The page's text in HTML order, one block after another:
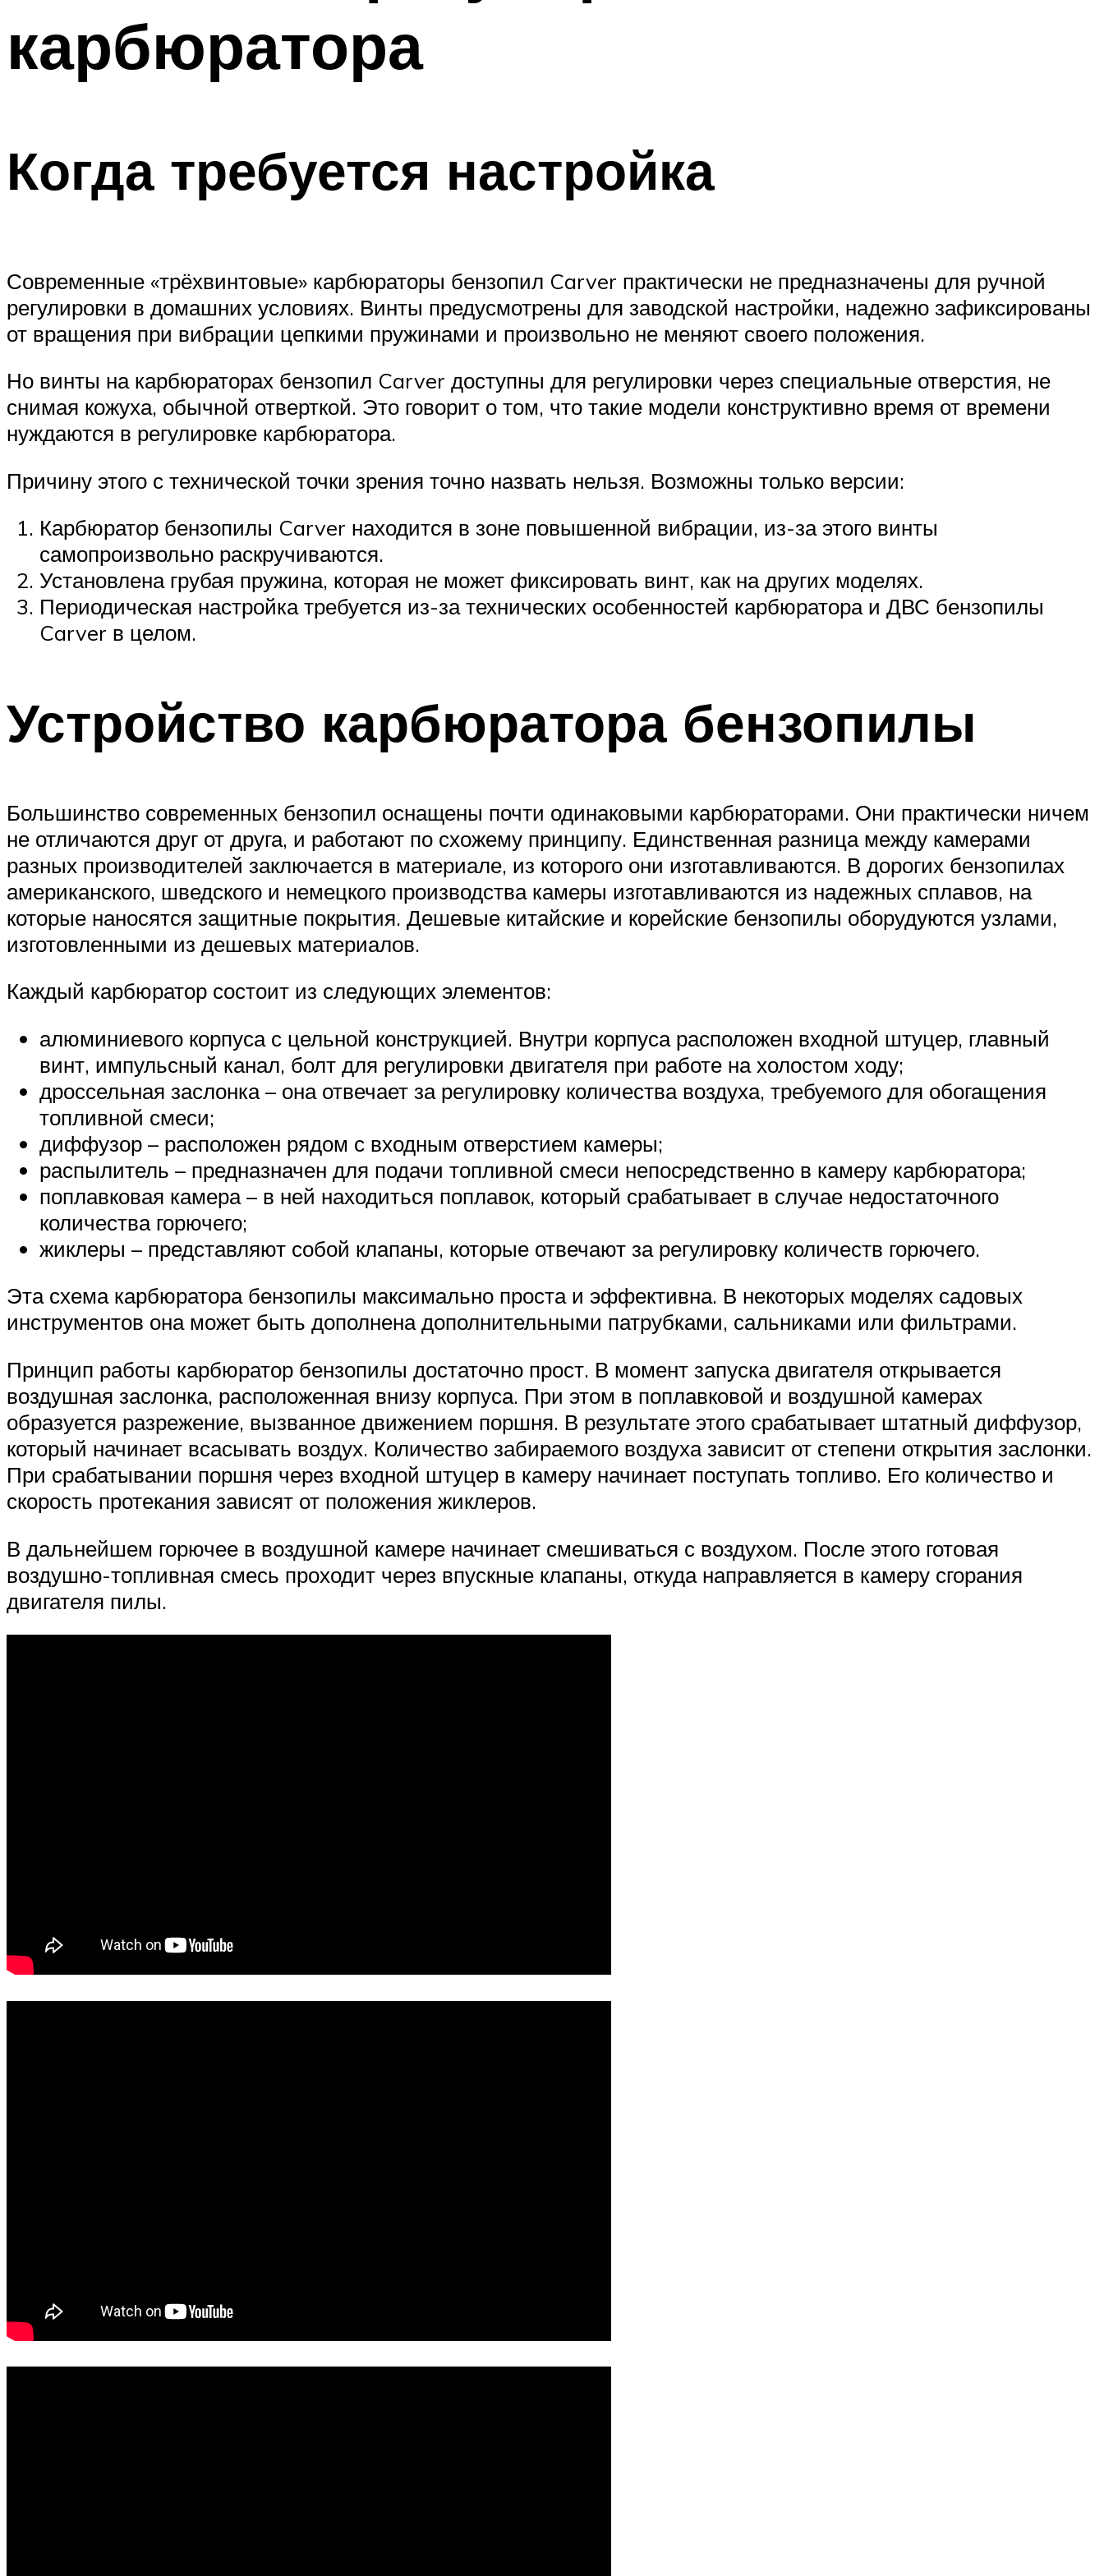
карбюратора
Когда требуется настройка
Современные «трёхвинтовые» карбюраторы бензопил Carver практически не предназначены для ручной
регулировки в домашних условиях. Винты предусмотрены для заводской настройки, надежно зафиксированы
от вращения при вибрации цепкими пружинами и произвольно не меняют своего положения.
Но винты на карбюраторах бензопил Carver доступны для регулировки через специальные отверстия, не
снимая кожуха, обычной отверткой. Это говорит о том, что такие модели конструктивно время от времени
нуждаются в регулировке карбюратора.
Причину этого с технической точки зрения точно назвать нельзя. Возможны только версии:
Карбюратор бензопилы Carver находится в зоне повышенной вибрации, из-за этого винты
самопроизвольно раскручиваются.
Установлена грубая пружина, которая не может фиксировать винт, как на других моделях.
Периодическая настройка требуется из-за технических особенностей карбюратора и ДВС бензопилы
Carver в целом.
Устройство карбюратора бензопилы
Большинство современных бензопил оснащены почти одинаковыми карбюраторами. Они практически ничем
не отличаются друг от друга, и работают по схожему принципу. Единственная разница между камерами
разных производителей заключается в материале, из которого они изготавливаются. В дорогих бензопилах
американского, шведского и немецкого производства камеры изготавливаются из надежных сплавов, на
которые наносятся защитные покрытия. Дешевые китайские и корейские бензопилы оборудуются узлами,
изготовленными из дешевых материалов.
Каждый карбюратор состоит из следующих элементов:
алюминиевого корпуса с цельной конструкцией. Внутри корпуса расположен входной штуцер, главный
винт, импульсный канал, болт для регулировки двигателя при работе на холостом ходу;
дроссельная заслонка – она отвечает за регулировку количества воздуха, требуемого для обогащения
топливной смеси;
диффузор – расположен рядом с входным отверстием камеры;
распылитель – предназначен для подачи топливной смеси непосредственно в камеру карбюратора;
поплавковая камера – в ней находиться поплавок, который срабатывает в случае недостаточного
количества горючего;
жиклеры – представляют собой клапаны, которые отвечают за регулировку количеств горючего.
Эта схема карбюратора бензопилы максимально проста и эффективна. В некоторых моделях садовых
инструментов она может быть дополнена дополнительными патрубками, сальниками или фильтрами.
Принцип работы карбюратор бензопилы достаточно прост. В момент запуска двигателя открывается
воздушная заслонка, расположенная внизу корпуса. При этом в поплавковой и воздушной камерах
образуется разрежение, вызванное движением поршня. В результате этого срабатывает штатный диффузор,
который начинает всасывать воздух. Количество забираемого воздуха зависит от степени открытия заслонки.
При срабатывании поршня через входной штуцер в камеру начинает поступать топливо. Его количество и
скорость протекания зависят от положения жиклеров.
В дальнейшем горючее в воздушной камере начинает смешиваться с воздухом. После этого готовая
воздушно-топливная смесь проходит через впускные клапаны, откуда направляется в камеру сгорания
двигателя пилы.